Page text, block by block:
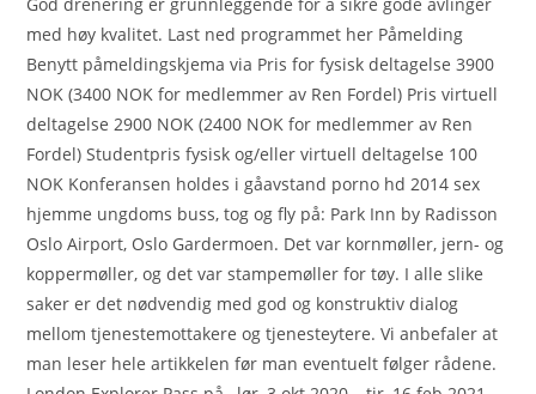
med høy kvalitet. Last ned programmet her Påmelding
Benytt påmeldingskjema via Pris for fysisk deltagelse 3900
NOK (3400 NOK for medlemmer av Ren Fordel) Pris virtuell
deltagelse 2900 NOK (2400 NOK for medlemmer av Ren
Fordel) Studentpris fysisk og/eller virtuell deltagelse 100
NOK Konferansen holdes i gåavstand porno hd 2014 sex
hjemme ungdoms buss, tog og fly på: Park Inn by Radisson
Oslo Airport, Oslo Gardermoen. Det var kornmøller, jern- og
koppermøller, og det var stampemøller for tøy. I alle slike
saker er det nødvendig med god og konstruktiv dialog
mellom tjenestemottakere og tjenesteytere. Vi anbefaler at
man leser hele artikkelen før man eventuelt følger rådene.